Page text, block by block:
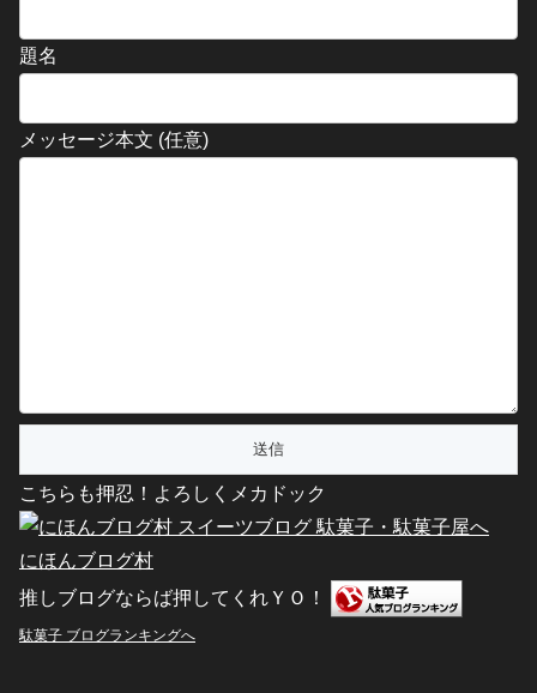
題名
メッセージ本文 (任意)
こちらも押忍！よろしくメカドック
にほんブログ村
推しブログならば押してくれＹＯ！
駄菓子 ブログランキングへ